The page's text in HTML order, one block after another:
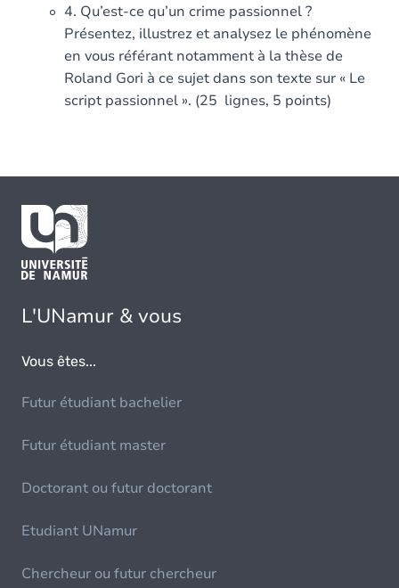
4. Qu’est-ce qu’un crime passionnel ?
Présentez, illustrez et analysez le phénomène
en vous référant notamment à la thèse de
Roland Gori à ce sujet dans son texte sur « Le
script passionnel ». (25 lignes, 5 points)
L'UNamur & vous
Vous êtes...
Futur étudiant bachelier
Futur étudiant master
Doctorant ou futur doctorant
Etudiant UNamur
Chercheur ou futur chercheur